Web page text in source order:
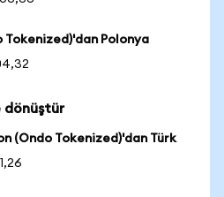
Tokenized)'dan Polonya
dönüştür
(Ondo Tokenized)'dan Türk